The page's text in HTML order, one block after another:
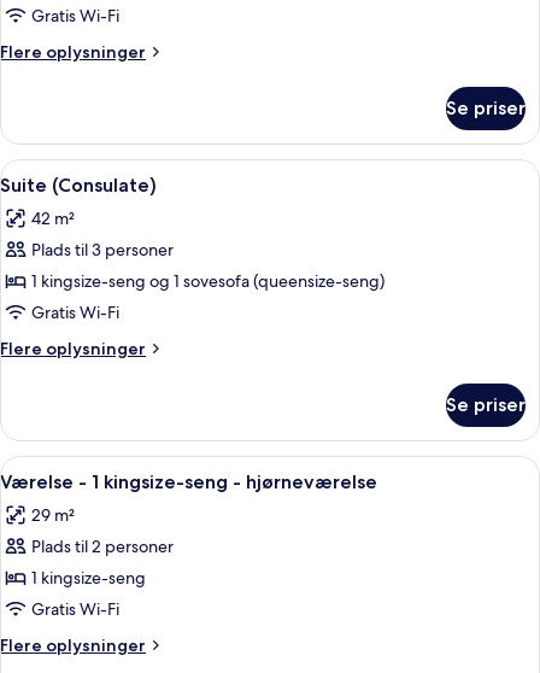
Gratis Wi-Fi
Flere oplysninger
Flere
Se priser
Indlæs
alle
billeder
af
Suite
(Consulate)
Et hotelværelse med en stor seng,
13
Suite (Consulate)
42 m²
Plads til 3 personer
1 kingsize-seng og 1 sovesofa (queensize-seng)
Gratis Wi-Fi
Flere oplysninger
Flere
(Consulate)
Se priser
Indlæs
alle
billeder
af
Værelse
-
1
kingsize-
Et værelse med en rød sofa, et rundt
8
Værelse - 1 kingsize-seng - hjørneværelse
29 m²
Plads til 2 personer
1 kingsize-seng
Gratis Wi-Fi
Flere oplysninger
Flere